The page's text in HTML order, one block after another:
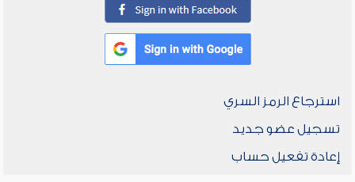
استرجاع الرمز السري
تسجيل عضو جديد
إعادة تفعيل حساب